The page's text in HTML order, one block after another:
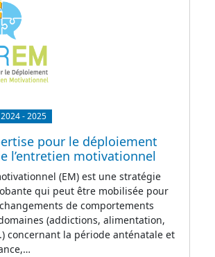
2024-2025
pour le déploiement
l’entretien motivationnel
(EM) est une stratégie
qui peut être mobilisée pour
de comportements
(addictions, alimentation,
concernant la période anténatale et